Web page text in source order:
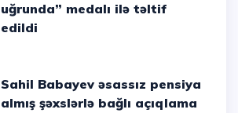
uğrunda” medalı ilə təltif
edildi
Sahil Babayev əsassız pensiya
almış şəxslərlə bağlı açıqlama